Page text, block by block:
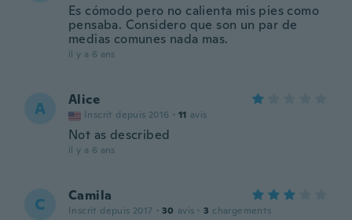
Es cómodo pero no calienta mis pies como
pensaba. Considero que son un par de
medias comunes nada mas.
il y a 6 ans
A Alice
Inscrit depuis 2016 · 11 avis
Not as described
il y a 6 ans
C Camila
Inscrit depuis 2017 · 30 avis · 3 chargements